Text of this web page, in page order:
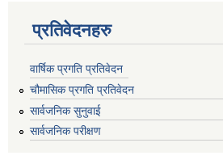
प्रतिवेदनहरु
वार्षिक प्रगति प्रतिवेदन
चौमासिक प्रगति प्रतिवेदन
सार्वजनिक सुनुवाई
सार्वजनिक परीक्षण